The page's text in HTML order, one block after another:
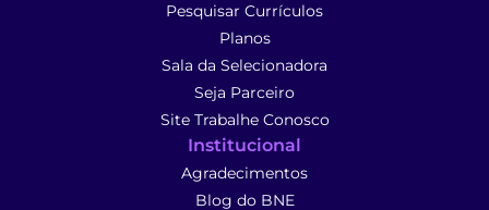
Pesquisar Currículos
Planos
Sala da Selecionadora
Seja Parceiro
Site Trabalhe Conosco
Institucional
Agradecimentos
Blog do BNE